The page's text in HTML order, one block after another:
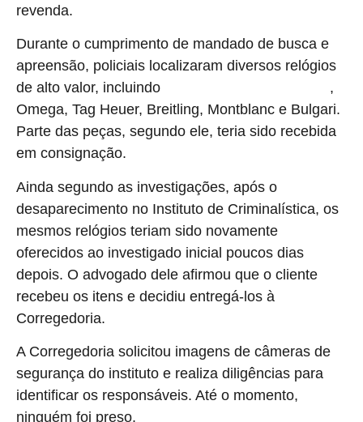
revenda.
Durante o cumprimento de mandado de busca e
apreensão, policiais localizaram diversos relógios
de alto valor, incluindo
,
Omega, Tag Heuer, Breitling, Montblanc e Bulgari.
Parte das peças, segundo ele, teria sido recebida
em consignação.
Ainda segundo as investigações, após o
desaparecimento no Instituto de Criminalística, os
mesmos relógios teriam sido novamente
oferecidos ao investigado inicial poucos dias
depois. O advogado dele afirmou que o cliente
recebeu os itens e decidiu entregá-los à
Corregedoria.
A Corregedoria solicitou imagens de câmeras de
segurança do instituto e realiza diligências para
identificar os responsáveis. Até o momento,
ninguém foi preso.